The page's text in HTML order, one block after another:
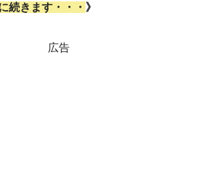
続きます・・・ 》
広告